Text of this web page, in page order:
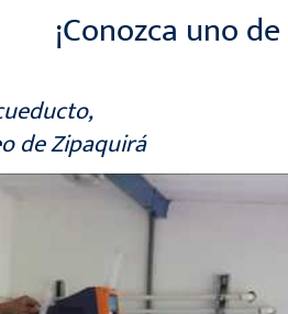
¡Conozca uno de
de Zipaquirá